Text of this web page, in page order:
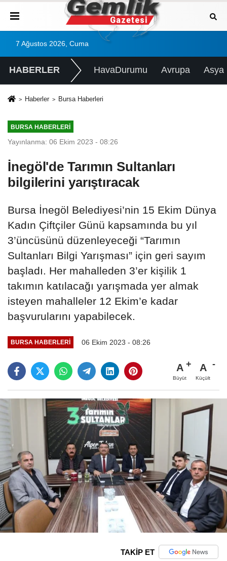
7 Ağustos 2026, Cuma
HABERLER HavaDurumu Avrupa Asya
Haberler Bursa Haberleri
BURSA HABERLERI
Yayınlanma: 06 Ekim 2023 - 08:26
İnegöl'de Tarımın Sultanları
bilgilerini yarıştıracak
Bursa İnegöl Belediyesi’nin 15 Ekim Dünya
Kadın Çiftçiler Günü kapsamında bu yıl
3’üncüsünü düzenleyeceği “Tarımın
Sultanları Bilgi Yarışması” için geri sayım
başladı. Her mahalleden 3’er kişilik 1
takımın katılacağı yarışmada yer almak
isteyen mahalleler 12 Ekim’e kadar
başvurularını yapabilecek.
BURSA HABERLERI 06 Ekim 2023 - 08:26
A
Büyüt
A
Küçült
TAKİP ET